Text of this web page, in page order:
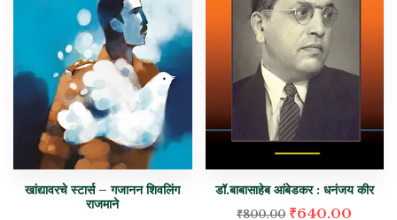
खांद्यावरचे स्टार्स – गजानन शिवलिंग
राजमाने
डॉ.बाबासाहेब आंबेडकर : धनंजय कीर
₹800.00 ₹640.00